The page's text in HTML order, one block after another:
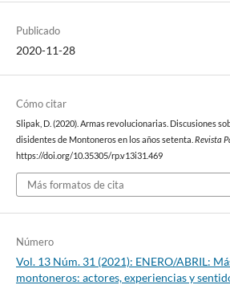
Publicado
2020-11-28
Cómo citar
Slipak, D. (2020). Armas revolucionarias. Discusiones
disidentes de Montoneros en los años setenta. Revista
https://doi.org/10.35305/rp.v13i31.469
Más formatos de cita
Número
Vol. 13 Núm. 31 (2021): ENERO/ABRIL:
montoneros: actores, experiencias y